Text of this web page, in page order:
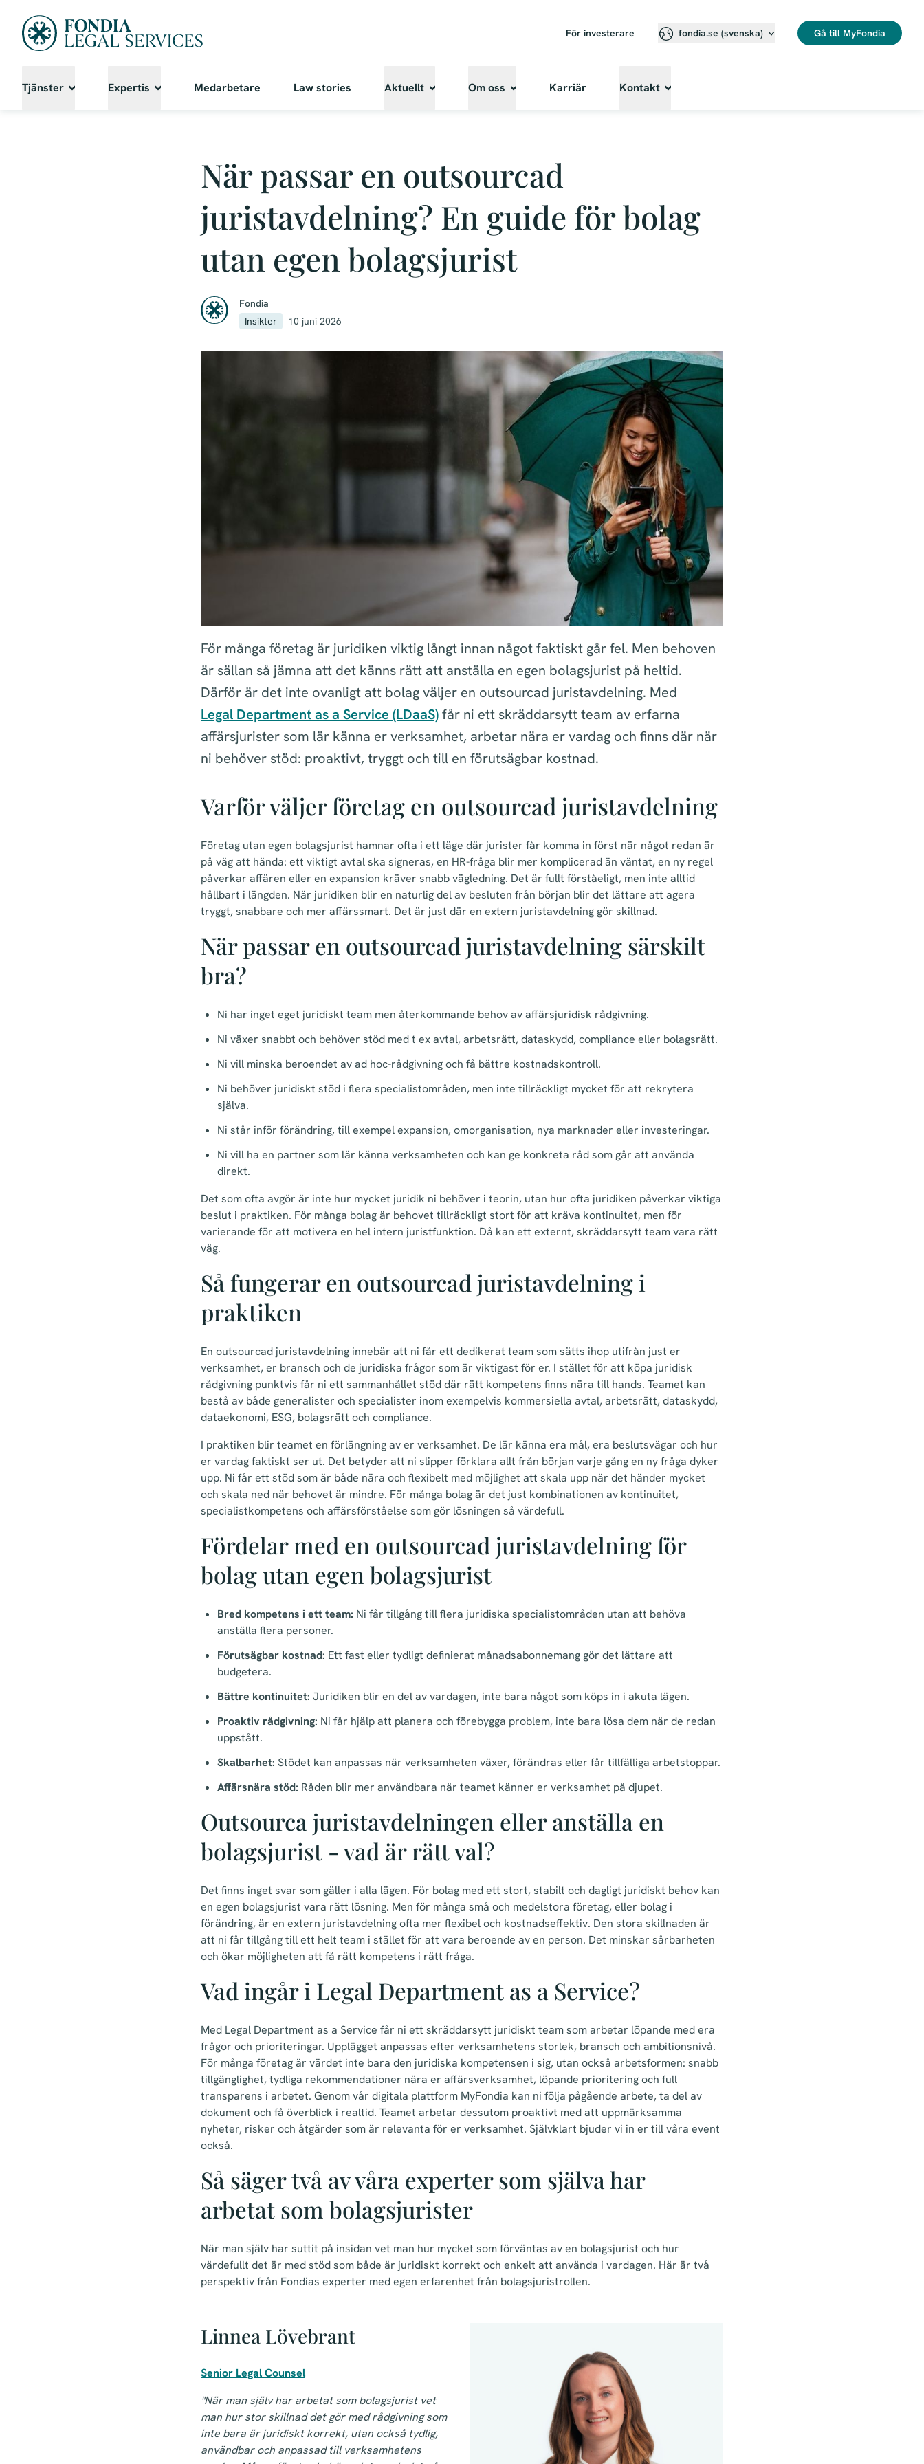
För investerare fondia.se (svenska)⁠ Gå till MyFondia
Tjänster Expertis Medarbetare Law stories Aktuellt Om oss Karriär Kontakt
När passar en outsourcad
juristavdelning? En guide för bolag
utan egen bolagsjurist
Fondia
Insikter
10 juni 2026
För många företag är juridiken viktig långt innan något faktiskt går fel. Men behoven
är sällan så jämna att det känns rätt att anställa en egen bolagsjurist på heltid.
Därför är det inte ovanligt att bolag väljer en outsourcad juristavdelning. Med
Legal Department as a Service (LDaaS)får ni ett skräddarsytt team av erfarna
affärsjurister som lär känna er verksamhet, arbetar nära er vardag och finns där när
ni behöver stöd: proaktivt, tryggt och till en förutsägbar kostnad.
Varför väljer företag en outsourcad juristavdelning
Företag utan egen bolagsjurist hamnar ofta i ett läge där jurister får komma in först när något redan är
på väg att hända: ett viktigt avtal ska signeras, en HR-fråga blir mer komplicerad än väntat, en ny regel
påverkar affären eller en expansion kräver snabb vägledning. Det är fullt förståeligt, men inte alltid
hållbart i längden. När juridiken blir en naturlig del av besluten från början blir det lättare att agera
tryggt, snabbare och mer affärssmart. Det är just där en extern juristavdelning gör skillnad.
När passar en outsourcad juristavdelning särskilt
bra?
Ni har inget eget juridiskt team men återkommande behov av affärsjuridisk rådgivning.
Ni växer snabbt och behöver stöd med t ex avtal, arbetsrätt, dataskydd, compliance eller bolagsrätt.
Ni vill minska beroendet av ad hoc-rådgivning och få bättre kostnadskontroll.
Ni behöver juridiskt stöd i flera specialistområden, men inte tillräckligt mycket för att rekrytera
själva.
Ni står inför förändring, till exempel expansion, omorganisation, nya marknader eller investeringar.
Ni vill ha en partner som lär känna verksamheten och kan ge konkreta råd som går att använda
direkt.
Det som ofta avgör är inte hur mycket juridik ni behöver i teorin, utan hur ofta juridiken påverkar viktiga
beslut i praktiken. För många bolag är behovet tillräckligt stort för att kräva kontinuitet, men för
varierande för att motivera en hel intern juristfunktion. Då kan ett externt, skräddarsytt team vara rätt
väg.
Så fungerar en outsourcad juristavdelning i
praktiken
En outsourcad juristavdelning innebär att ni får ett dedikerat team som sätts ihop utifrån just er
verksamhet, er bransch och de juridiska frågor som är viktigast för er. I stället för att köpa juridisk
rådgivning punktvis får ni ett sammanhållet stöd där rätt kompetens finns nära till hands. Teamet kan
bestå av både generalister och specialister inom exempelvis kommersiella avtal, arbetsrätt, dataskydd,
dataekonomi, ESG, bolagsrätt och compliance.
I praktiken blir teamet en förlängning av er verksamhet. De lär känna era mål, era beslutsvägar och hur
er vardag faktiskt ser ut. Det betyder att ni slipper förklara allt från början varje gång en ny fråga dyker
upp. Ni får ett stöd som är både nära och flexibelt med möjlighet att skala upp när det händer mycket
och skala ned när behovet är mindre. För många bolag är det just kombinationen av kontinuitet,
specialistkompetens och affärsförståelse som gör lösningen så värdefull.
Fördelar med en outsourcad juristavdelning för
bolag utan egen bolagsjurist
Bred kompetens i ett team: Ni får tillgång till flera juridiska specialistområden utan att behöva
anställa flera personer.
Förutsägbar kostnad: Ett fast eller tydligt definierat månadsabonnemang gör det lättare att
budgetera.
Bättre kontinuitet: Juridiken blir en del av vardagen, inte bara något som köps in i akuta lägen.
Proaktiv rådgivning: Ni får hjälp att planera och förebygga problem, inte bara lösa dem när de redan
uppstått.
Skalbarhet: Stödet kan anpassas när verksamheten växer, förändras eller får tillfälliga arbetstoppar.
Affärsnära stöd: Råden blir mer användbara när teamet känner er verksamhet på djupet.
Outsourca juristavdelningen eller anställa en
bolagsjurist - vad är rätt val?
Det finns inget svar som gäller i alla lägen. För bolag med ett stort, stabilt och dagligt juridiskt behov kan
en egen bolagsjurist vara rätt lösning. Men för många små och medelstora företag, eller bolag i
förändring, är en extern juristavdelning ofta mer flexibel och kostnadseffektiv. Den stora skillnaden är
att ni får tillgång till ett helt team i stället för att vara beroende av en person. Det minskar sårbarheten
och ökar möjligheten att få rätt kompetens i rätt fråga.
Vad ingår i Legal Department as a Service?
Med Legal Department as a Service får ni ett skräddarsytt juridiskt team som arbetar löpande med era
frågor och prioriteringar. Upplägget anpassas efter verksamhetens storlek, bransch och ambitionsnivå.
För många företag är värdet inte bara den juridiska kompetensen i sig, utan också arbetsformen: snabb
tillgänglighet, tydliga rekommendationer nära er affärsverksamhet, löpande prioritering och full
transparens i arbetet. Genom vår digitala plattform MyFondia kan ni följa pågående arbete, ta del av
dokument och få överblick i realtid. Teamet arbetar dessutom proaktivt med att uppmärksamma
nyheter, risker och åtgärder som är relevanta för er verksamhet. Självklart bjuder vi in er till våra event
också.
Så säger två av våra experter som själva har
arbetat som bolagsjurister
När man själv har suttit på insidan vet man hur mycket som förväntas av en bolagsjurist och hur
värdefullt det är med stöd som både är juridiskt korrekt och enkelt att använda i vardagen. Här är två
perspektiv från Fondias experter med egen erfarenhet från bolagsjuristrollen.
Linnea Lövebrant
Senior Legal Counsel
"När man själv har arbetat som bolagsjurist vet
man hur stor skillnad det gör med rådgivning som
inte bara är juridiskt korrekt, utan också tydlig,
användbar och anpassad till verksamhetens